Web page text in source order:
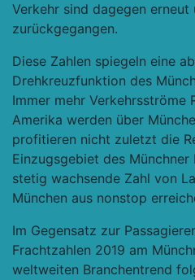
Verkehr sind dagegen
zurückgegangen.
Diese Zahlen spiegeln eine
Drehkreuzfunktion des
Immer mehr Verkehrsströme
Amerika werden über
profitieren nicht zuletzt die
Einzugsgebiet des Münchner
stetig wachsende Zahl von
München aus nonstop
Im Gegensatz zur
Frachtzahlen 2019 am
weltweiten Branchentrend